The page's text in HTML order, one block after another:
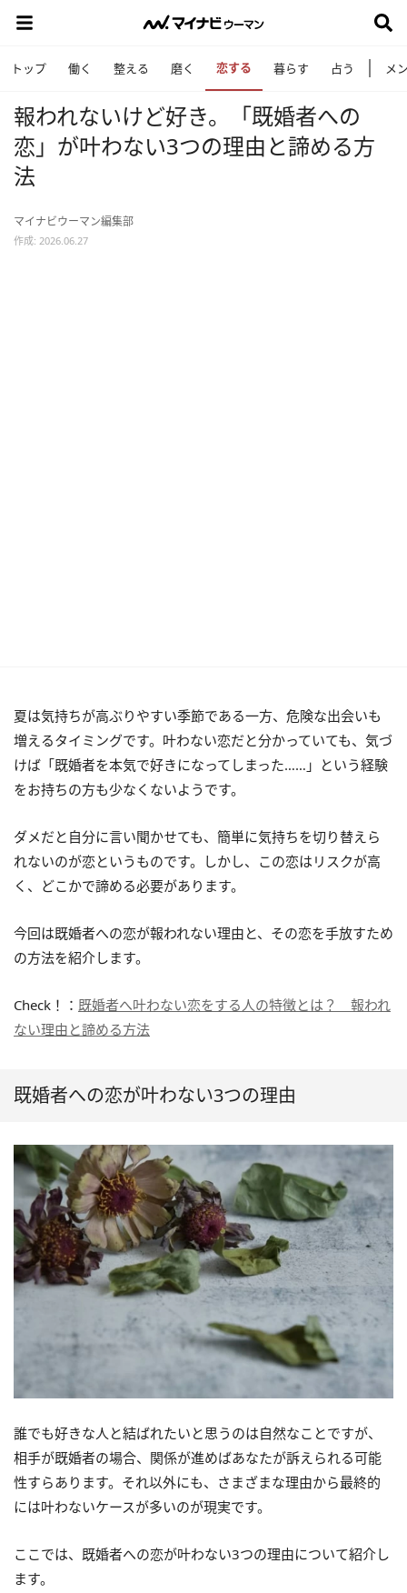
トップ 働く 整える 磨く 恋する 暮らす 占う メ
報われないけど好き。「既婚者への
恋」が叶わない3つの理由と諦める方
法
マイナビウーマン編集部
作成: 2026.06.27
夏は気持ちが高ぶりやすい季節である一方、危険な出会いも
増えるタイミングです。叶わない恋だと分かっていても、気づ
けば「既婚者を本気で好きになってしまった……」という経験
をお持ちの方も少なくないようです。
ダメだと自分に言い聞かせても、簡単に気持ちを切り替えら
れないのが恋というものです。しかし、この恋はリスクが高
く、どこかで諦める必要があります。
今回は既婚者への恋が報われない理由と、その恋を手放すため
の方法を紹介します。
Check！： 既婚者へ叶わない恋をする人の特徴とは？ 報われ
ない理由と諦める方法
既婚者への恋が叶わない3つの理由
誰でも好きな人と結ばれたいと思うのは自然なことですが、
相手が既婚者の場合、関係が進めばあなたが訴えられる可能
性すらあります。それ以外にも、さまざまな理由から最終的
には叶わないケースが多いのが現実です。
ここでは、既婚者への恋が叶わない3つの理由について紹介し
ます。